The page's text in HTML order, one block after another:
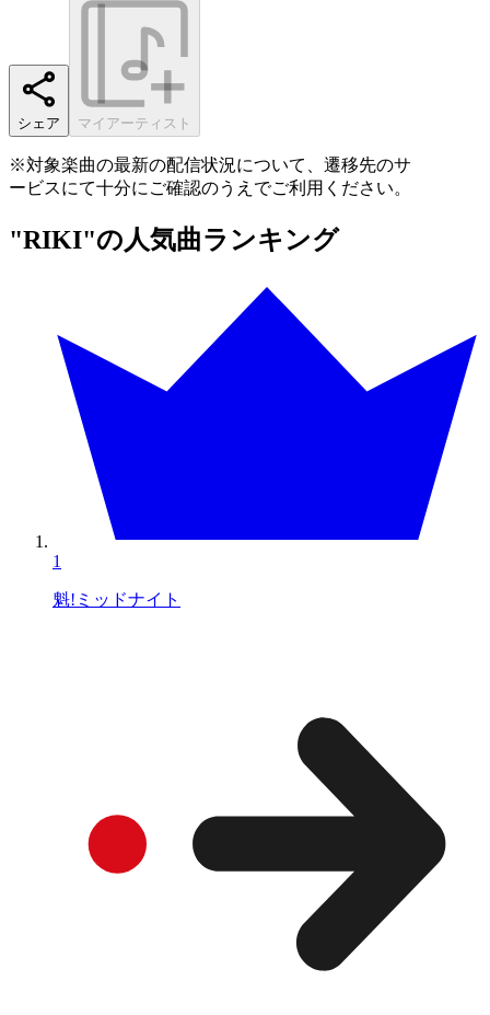
シェア マイアーティスト
※対象楽曲の最新の配信状況について、遷移先のサ
ービスにて十分にご確認のうえでご利用ください。
"RIKI"の人気曲ランキング
1
魁!ミッドナイト